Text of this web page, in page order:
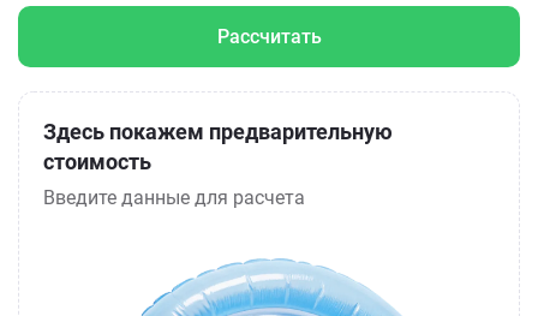
Рассчитать
Здесь покажем предварительную
стоимость
Введите данные для расчета